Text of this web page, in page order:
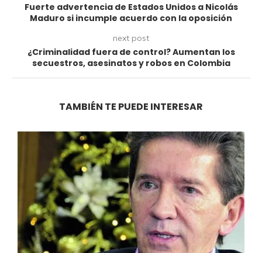
Fuerte advertencia de Estados Unidos a Nicolás
Maduro si incumple acuerdo con la oposición
next post
¿Criminalidad fuera de control? Aumentan los
secuestros, asesinatos y robos en Colombia
TAMBIÉN TE PUEDE INTERESAR